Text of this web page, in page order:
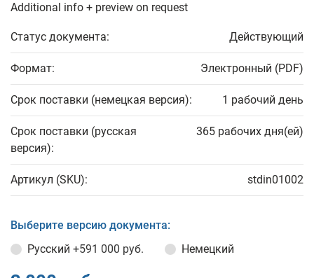
Additional info + preview on request
Статус документа: Действующий
Формат: Электронный (PDF)
Срок поставки (немецкая версия): 1 рабочий день
Срок поставки (русская
версия):
365 рабочих дня(ей)
Артикул (SKU): stdin01002
Выберите версию документа:
Русский +591 000 руб. Немецкий